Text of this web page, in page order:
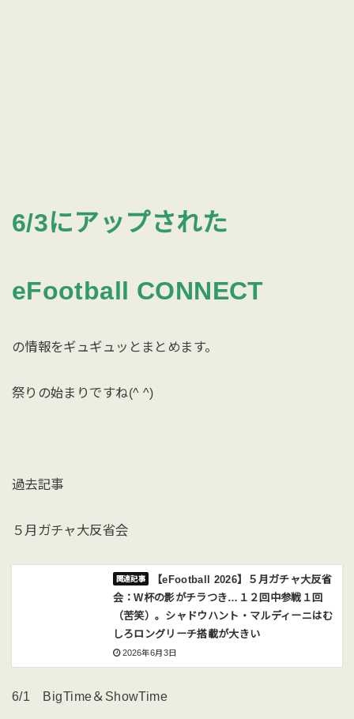
6/3にアップされた
eFootball CONNECT
の情報をギュギュッとまとめます。
祭りの始まりですね(^ ^)
過去記事
５月ガチャ大反省会
【eFootball 2026】５月ガチャ大反省
会：W杯の影がチラつき…１２回中参戦１回
（苦笑）。シャドウハント・マルディーニはむ
しろロングリーチ搭載が大きい
2026年6月3日
6/1 BigTime＆ShowTime